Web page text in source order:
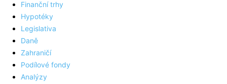
Finanční trhy
Hypotéky
Legislativa
Daně
Zahraničí
Podílové fondy
Analýzy